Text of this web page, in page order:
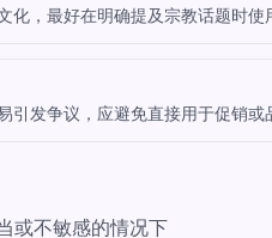
化，最好在明确提及宗教话题时使
引发争议，应避免直接用于促销或
或不敏感的情况下